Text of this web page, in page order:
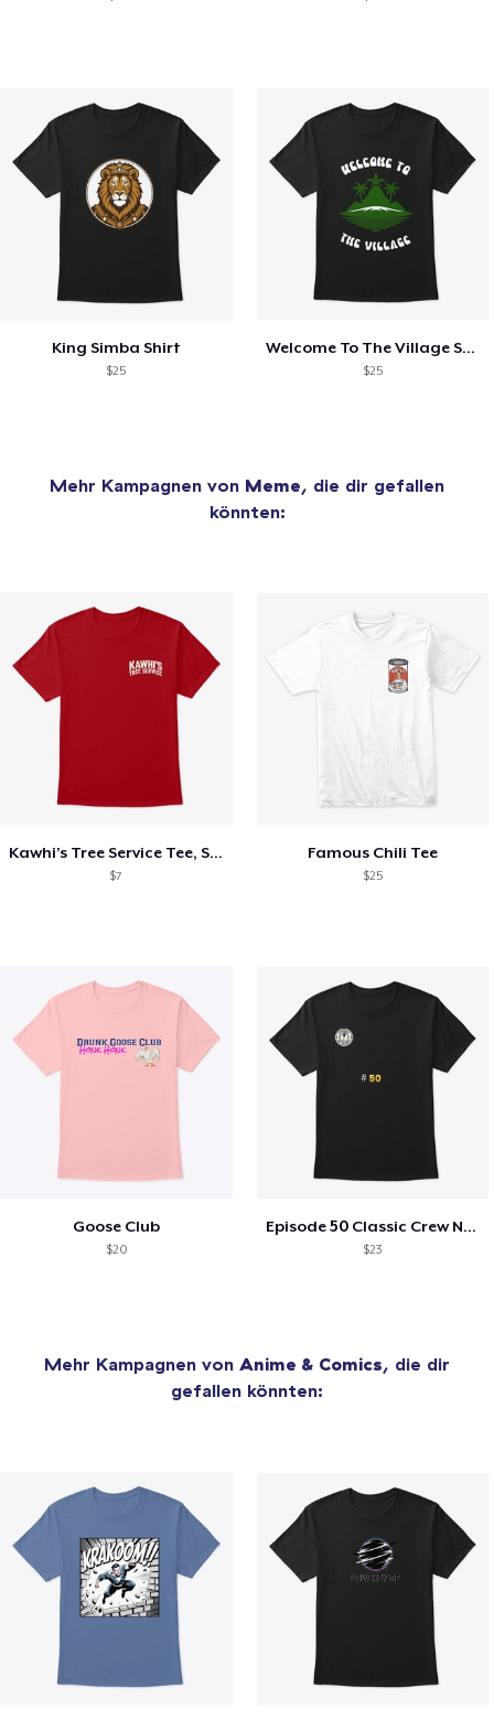
King Simba Shirt
$25
Welcome To The Village Shirt
$25
Mehr Kampagnen von Meme, die dir gefallen
könnten:
Kawhi’s Tree Service Tee, Shirts, Mug
$7
Famous Chili Tee
$25
Goose Club
$20
Episode 50 Classic Crew Neck T-Shirt
$23
Mehr Kampagnen von Anime & Comics, die dir
gefallen könnten: